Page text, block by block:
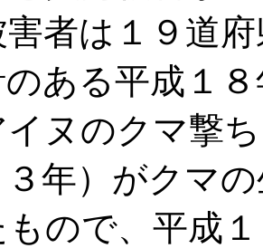
者は１９道
のある平成１
ヌのクマ撃
３年）がクマ
もので、平成